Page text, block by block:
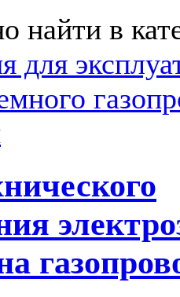
найти в
для